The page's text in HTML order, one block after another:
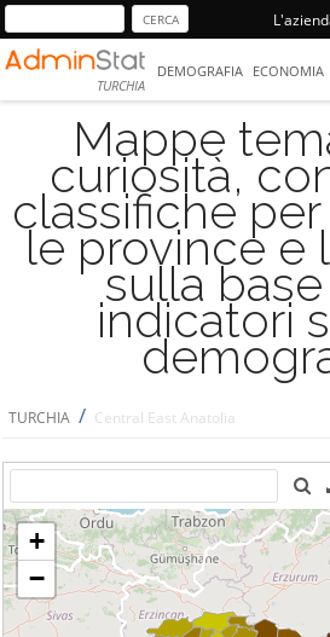
TURCHIA
DEMOGRAFIA ECONOMIA
Mappe
curiosità,
classifiche
le province e
sulla
indicatori
TURCHIA / Central East Anatolia